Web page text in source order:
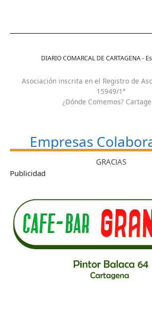
DIARIO COMARCAL DE CARTAGENA -
Asociación inscrita en el Registro de
15949/1ª
¿Dónde Comemos?
Empresas
GRACIAS
Publicidad